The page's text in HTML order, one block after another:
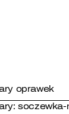
oprawek